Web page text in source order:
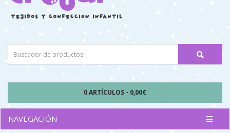
0 ARTÍCULOS - 0,00€
NAVEGACIÓN